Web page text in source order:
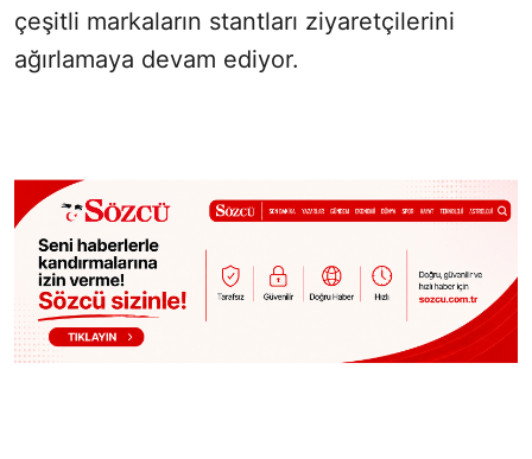
çeşitli markaların stantları ziyaretçilerini
ağırlamaya devam ediyor.